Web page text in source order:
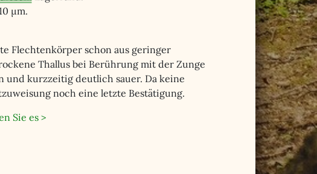
µm.
Flechtenkörper schon aus geringer
Thallus bei Berührung mit der Zunge
und kurzzeitig deutlich sauer. Da keine
noch eine letzte Bestätigung.
Sie es >